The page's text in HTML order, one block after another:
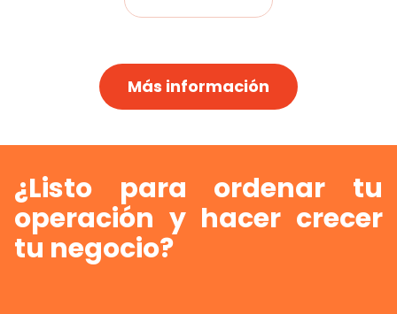
Más información
¿Listo para ordenar tu
operación y hacer crecer
tu negocio?